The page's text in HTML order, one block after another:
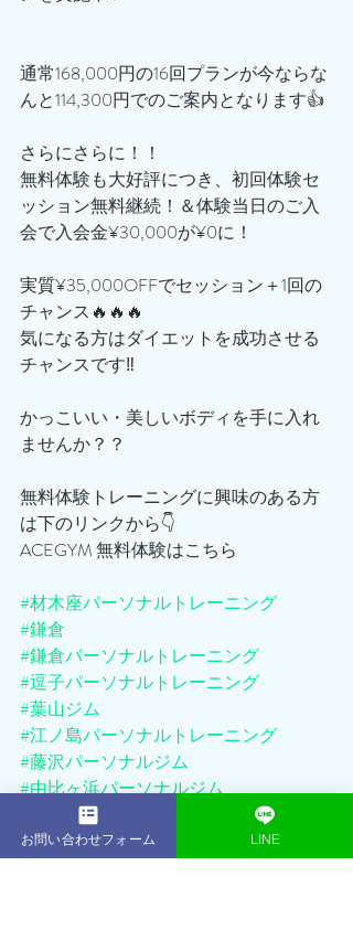
通常168,000円の16回プランが今ならな
んと114,300円でのご案内となります👍
さらにさらに！！
無料体験も大好評につき、初回体験セ
ッション無料継続！＆体験当日のご入
会で入会金¥30,000が¥0に！
実質¥35,000OFFでセッション＋1回の
チャンス🔥🔥🔥
気になる方はダイエットを成功させる
チャンスです‼️
かっこいい・美しいボディを手に入れ
ませんか？？
無料体験トレーニングに興味のある方
は下のリンクから👇
ACEGYM 無料体験はこちら
#材木座パーソナルトレーニング
#鎌倉
#鎌倉パーソナルトレーニング
#逗子パーソナルトレーニング
#葉山ジム
#江ノ島パーソナルトレーニング
#藤沢パーソナルジム
#由比ヶ浜パーソナルジム
#横須賀パーソナルトレーナー
#湘南パーソナルジム
お問い合わせフォーム LINE